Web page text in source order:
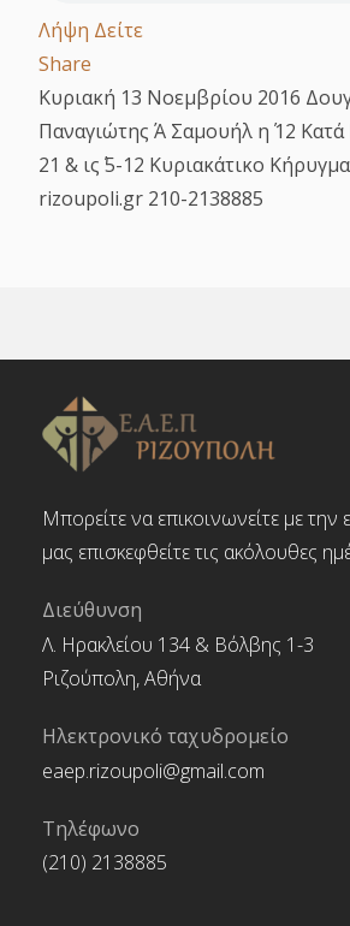
Λήψη Δείτε
Share
Κυριακή 13 Νοεμβρίου 2016
Παναγιώτης Ά Σαμουήλ η΄ 12 Κατά
21 & ις΄ 5-12 Κυριακάτικο
rizoupoli.gr 210-2138885
Μπορείτε να επικοινωνείτε με την
μας επισκεφθείτε τις ακόλουθες
Διεύθυνση
Λ. Ηρακλείου 134 & Βόλβης 1-3
Ριζούπολη, Αθήνα
Ηλεκτρονικό ταχυδρομείο
eaep.rizoupoli@gmail.com
Τηλέφωνο
(210) 2138885